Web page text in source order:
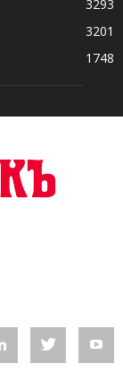
3293
3201
1748